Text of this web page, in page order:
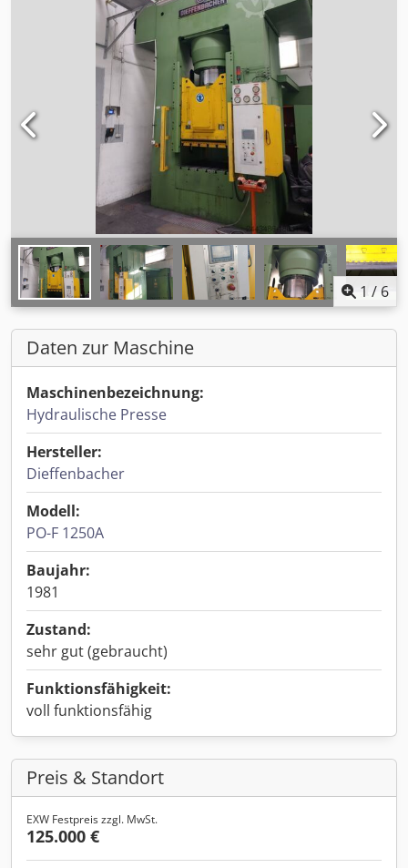
1 / 6
Daten zur Maschine
Maschinenbezeichnung:
Hydraulische Presse
Hersteller:
Dieffenbacher
Modell:
PO-F 1250A
Baujahr:
1981
Zustand:
sehr gut (gebraucht)
Funktionsfähigkeit:
voll funktionsfähig
Preis & Standort
EXW Festpreis zzgl. MwSt.
125.000 €